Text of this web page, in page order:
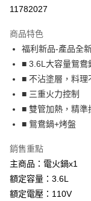
運送方式
本島宅配-活動商品
免運費
11782027
商品特色
福利新品-產品全
■ 3.6L大容量鴛鴦
■ 不沾塗層，料理
■ 三重火力控制
■ 雙管加熱，精準
■ 鴛鴦鍋+烤盤
銷售重點
主商品：電火鍋x1
額定容量：3.6L
額定電壓：110V